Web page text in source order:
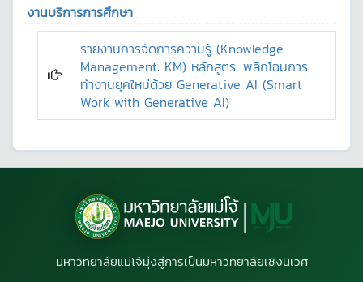
งานบริการการศึกษา
รายงานการจัดการความรู้ (Knowledge
Management: KM) หลักสูตร: พลิกโฉมการ
ทำงานยุคใหม่ด้วย Generative AI (Smart
Work with Generative AI)
มหาวิทยาลัยแม่โจ้มุ่งสู่การเป็นมหาวิทยาลัยเชิงนิเวศ